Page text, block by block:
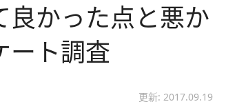
良かった点と悪か
ト調査
更新: 2017.09.19